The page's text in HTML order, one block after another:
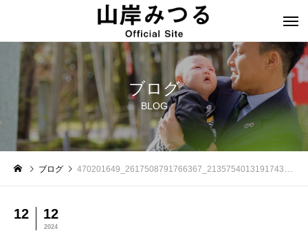
ブログ
BLOG
ブログ 470201649_2617508791766367_2135754013191743095_n
12 12
2024